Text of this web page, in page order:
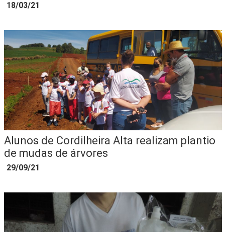
18/03/21
Alunos de Cordilheira Alta realizam plantio
de mudas de árvores
29/09/21